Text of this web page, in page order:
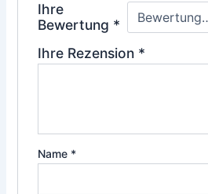
Ihre
Bewertung *
Ihre Rezension *
Name *